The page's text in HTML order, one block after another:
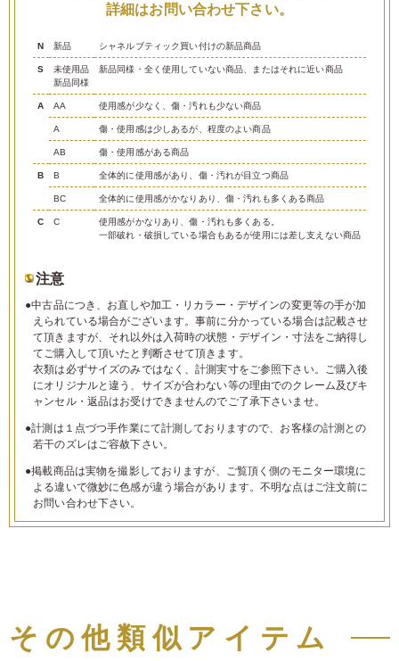
詳細はお問い合わせ下さい。
N 新品 シャネルブティック買い付けの新品商品
S
未使用品
新品同様
新品同様・全く使用していない商品、またはそれに近い商品
A AA 使用感が少なく、傷・汚れも少ない商品
A 傷・使用感は少しあるが、程度のよい商品
AB 傷・使用感がある商品
B B 全体的に使用感があり、傷・汚れが目立つ商品
BC 全体的に使用感がかなりあり、傷・汚れも多くある商品
C C
使用感がかなりあり、傷・汚れも多くある。
一部破れ・破損している場合もあるが使用には差し支えない商品
注意
●中古品につき、お直しや加工・リカラー・デザインの変更等の手が加
えられている場合がございます。事前に分かっている場合は記載させ
て頂きますが、それ以外は入荷時の状態・デザイン・寸法をご納得し
てご購入して頂いたと判断させて頂きます。
衣類は必ずサイズのみではなく、計測実寸をご参照下さい。ご購入後
にオリジナルと違う、サイズが合わない等の理由でのクレーム及びキ
ャンセル・返品はお受けできませんのでご了承下さいませ。
●計測は１点づつ手作業にて計測しておりますので、お客様の計測との
若干のズレはご容赦下さい。
●掲載商品は実物を撮影しておりますが、ご覧頂く側のモニター環境に
よる違いで微妙に色感が違う場合があります。不明な点はご注文前に
お問い合わせ下さい。
その他類似アイテム